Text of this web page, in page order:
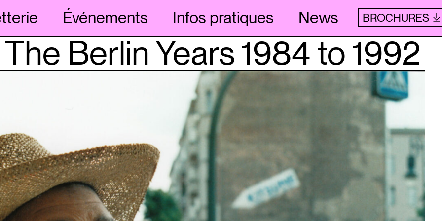
Événements Infos pratiques News BROCHURES
Berlin Years 1984 to 1992